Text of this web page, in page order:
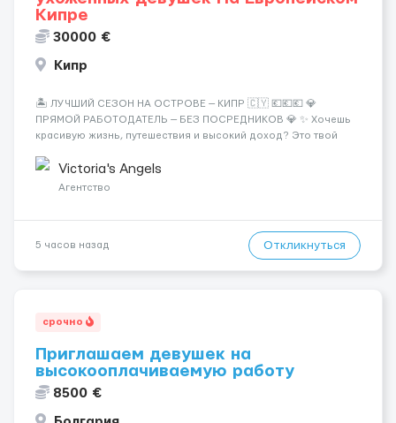
Кипре
30000 €
Кипр
🏝️ ЛУЧШИЙ СЕЗОН НА ОСТРОВЕ — КИПР 🇨🇾 💶💶💶 💎
ПРЯМОЙ РАБОТОДАТЕЛЬ — БЕЗ ПОСРЕДНИКОВ 💎 ✨ Хочешь
красивую жизнь, путешествия и высокий доход? Это твой
Опытная команда с годами практики — Стабильный поток
клиентов (без ...
Victoria's Angels
Агентство
5 часов назад Откликнуться
срочно
Приглашаем девушек на
высокооплачиваемую работу
8500 €